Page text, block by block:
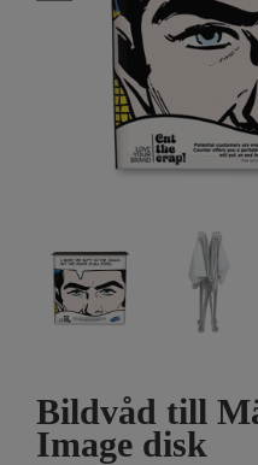
Bildvåd till
Image disk